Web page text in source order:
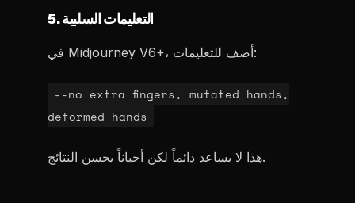
5. التعليمات السلبية
في Midjourney V6+، أضف للتعليمات:
--no extra fingers, mutated hands,
deformed hands
هذا لا يساعد دائماً لكن أحياناً يحسن النتائج.